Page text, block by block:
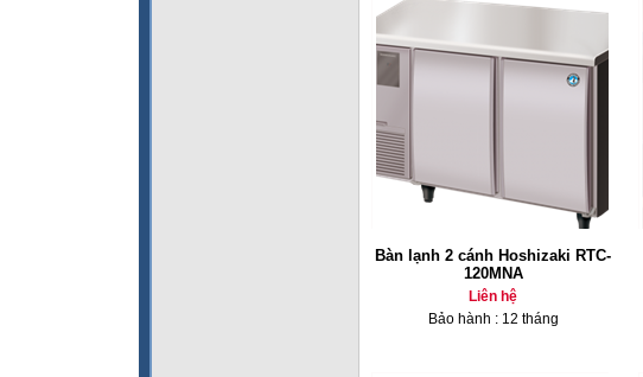
Bàn lạnh 2 cánh Hoshizaki RTC-
120MNA
Liên hệ
Bảo hành : 12 tháng